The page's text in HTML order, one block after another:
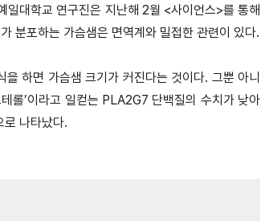
대학교 연구진은 지난해 2월 <사이언스>를 통해
분포하는 가슴샘은 면역계와 밀접한 관련이 있다.
하면 가슴샘 크기가 커진다는 것이다. 그뿐 아니
롤’이라고 일컫는 PLA2G7 단백질의 수치가 낮아
로 나타났다.